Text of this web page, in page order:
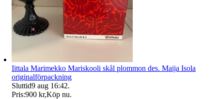
Iittala Marimekko Mariskooli skål plommon des. Maija Isola
originalförpackning
Sluttid9 aug 16:42.
Pris:900 kr,Köp nu.